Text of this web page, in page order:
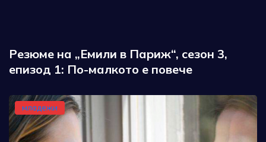
Резюме на „Емили в Париж“, сезон 3,
епизод 1: По-малкото е повече
младежи